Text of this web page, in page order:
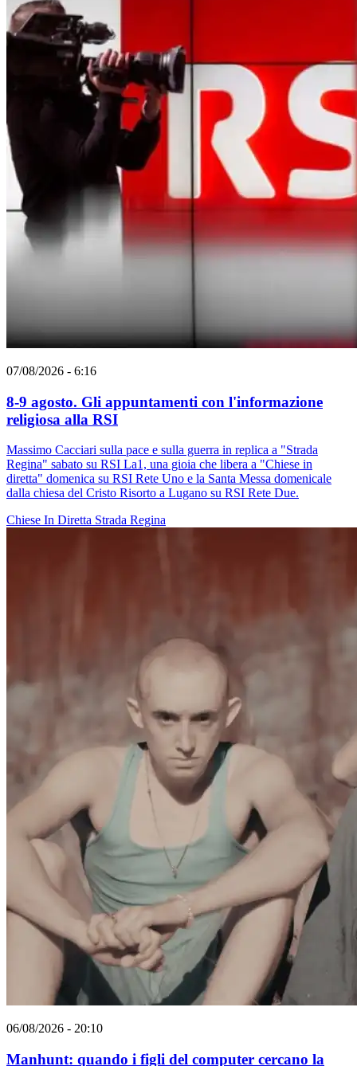
07/08/2026 - 6:16
8-9 agosto. Gli appuntamenti con l'informazione
religiosa alla RSI
Massimo Cacciari sulla pace e sulla guerra in replica a "Strada
Regina" sabato su RSI La1, una gioia che libera a "Chiese in
diretta" domenica su RSI Rete Uno e la Santa Messa domenicale
dalla chiesa del Cristo Risorto a Lugano su RSI Rete Due.
Chiese In Diretta Strada Regina
06/08/2026 - 20:10
Manhunt: quando i figli del computer cercano la